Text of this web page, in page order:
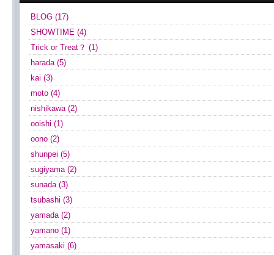
BLOG (17)
SHOWTIME (4)
Trick or Treat？ (1)
harada (5)
kai (3)
moto (4)
nishikawa (2)
ooishi (1)
oono (2)
shunpei (5)
sugiyama (2)
sunada (3)
tsubashi (3)
yamada (2)
yamano (1)
yamasaki (6)